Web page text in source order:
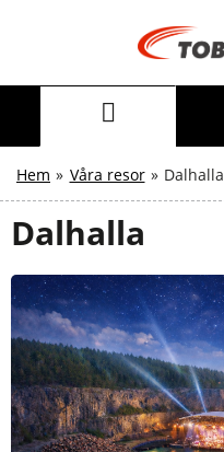
Hem » Våra resor » Dalhalla
Dalhalla